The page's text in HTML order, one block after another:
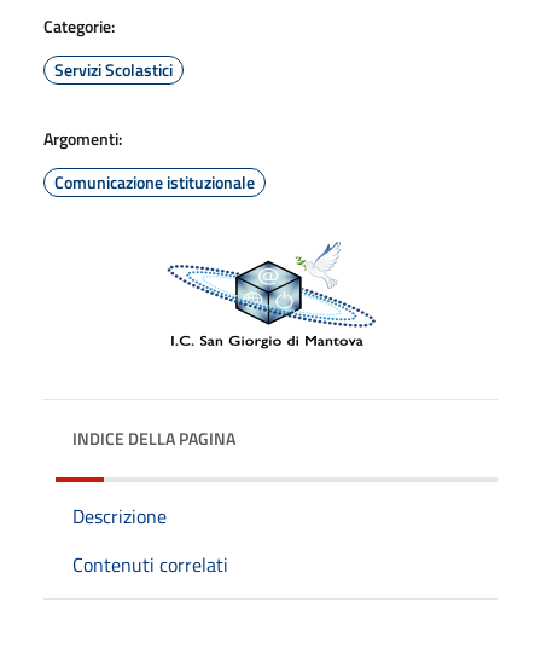
Categorie:
Servizi Scolastici
Argomenti:
Comunicazione istituzionale
INDICE DELLA PAGINA
Descrizione
Contenuti correlati